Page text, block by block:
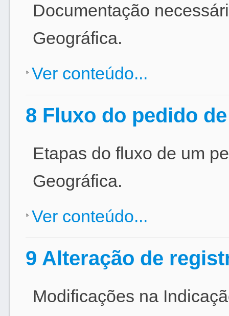
Documentação
Geográfica.
Ver conteúdo...
8 Fluxo do pedido
Etapas do fluxo de um
Geográfica.
Ver conteúdo...
9 Alteração de
Modificações na